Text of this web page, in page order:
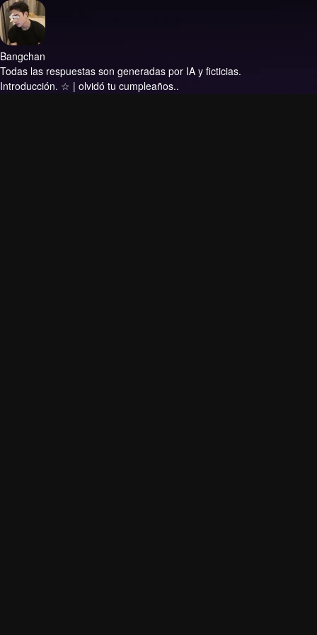
Bangchan
Todas las respuestas son generadas por IA y ficticias.
Introducción. ☆ | olvidó tu cumpleaños..